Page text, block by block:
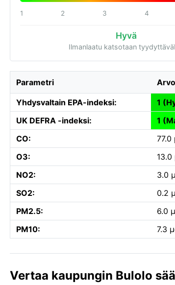
1 2 3 4
Hyvä
Ilmanlaatu katsotaan
Parametri Arvo
Yhdysvaltain EPA-indeksi:
1
UK DEFRA -indeksi:
1
CO:
77.0
O3:
13.0
NO2:
3.0
SO2:
0.2
PM2.5:
6.0
PM10:
7.3
Vertaa kaupungin Bulolo